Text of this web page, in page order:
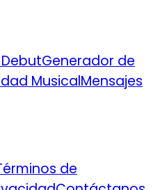
Generador de
MusicalMensajes
de